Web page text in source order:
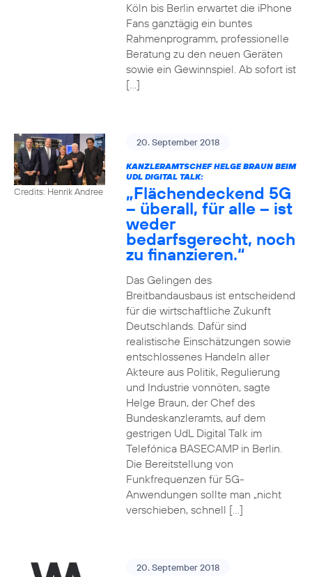
Köln bis Berlin erwartet die iPhone
Fans ganztägig ein buntes
Rahmenprogramm, professionelle
Beratung zu den neuen Geräten
sowie ein Gewinnspiel. Ab sofort ist
[…]
Credits: Henrik Andree
20. September 2018
KANZLERAMTSCHEF HELGE BRAUN BEIM
UDL DIGITAL TALK:
„Flächendeckend 5G
– überall, für alle – ist
weder
bedarfsgerecht, noch
zu finanzieren.“
Das Gelingen des
Breitbandausbaus ist entscheidend
für die wirtschaftliche Zukunft
Deutschlands. Dafür sind
realistische Einschätzungen sowie
entschlossenes Handeln aller
Akteure aus Politik, Regulierung
und Industrie vonnöten, sagte
Helge Braun, der Chef des
Bundeskanzleramts, auf dem
gestrigen UdL Digital Talk im
Telefónica BASECAMP in Berlin.
Die Bereitstellung von
Funkfrequenzen für 5G-
Anwendungen sollte man „nicht
verschieben, schnell […]
20. September 2018